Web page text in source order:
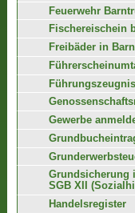
Feuerwehr
Fischereischein
Freibäder in
Gewerbe
Grundsicherung
SGB XII
Handelsregister